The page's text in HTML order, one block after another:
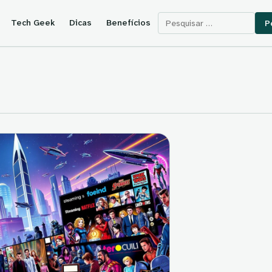
Tech Geek Dicas Benefícios Pesquisar por: